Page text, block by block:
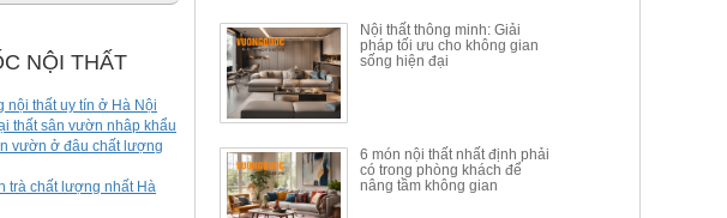
NỘI THẤT
nội thất uy tín ở Hà Nội
thất sân vườn nhâp khẩu
vườn ở đâu chất lượng
trà chất lượng nhất Hà
Nội thất thông minh: Giải
pháp tối ưu cho không gian
sống hiện đại
6 món nội thất nhất định phải
có trong phòng khách để
nâng tầm không gian